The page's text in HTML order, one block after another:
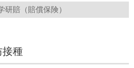
賠（賠償保険）
種